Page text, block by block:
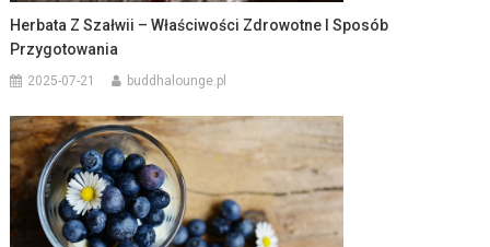
Herbata Z Szałwii – Właściwości Zdrowotne I Sposób
Przygotowania
2025-07-21 buddhalounge.pl